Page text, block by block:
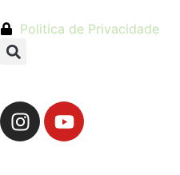
Politica de Privacidade